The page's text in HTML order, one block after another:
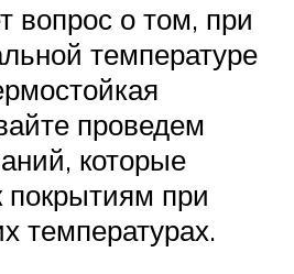
вопрос о том, при
температуре
проведем
которые
покрытиям при
температурах.